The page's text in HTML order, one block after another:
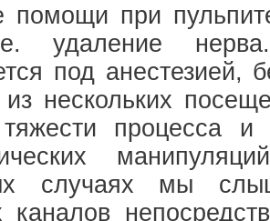
помощи при
удаление
под анестезией,
из нескольких
процесса
случаях мы
каналов